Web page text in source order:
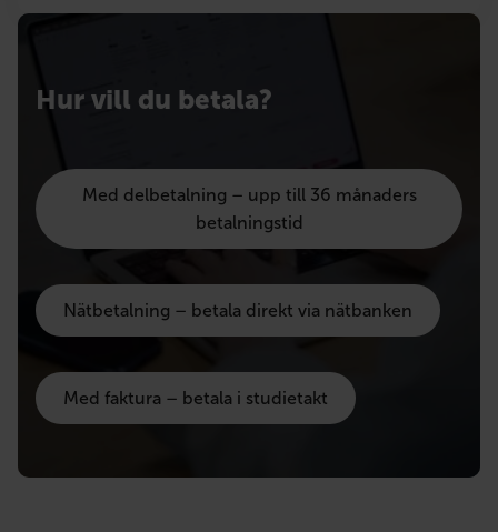
Hur vill du betala?
Med delbetalning – upp till 36 månaders
betalningstid
Nätbetalning – betala direkt via nätbanken
Med faktura – betala i studietakt